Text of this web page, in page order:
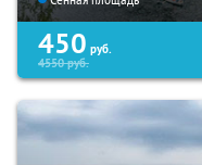
450 руб.
4550руб.